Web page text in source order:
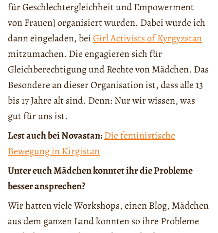
für Geschlechtergleichheit und Empowerment
von Frauen] organisiert wurden. Dabei wurde ich
dann eingeladen, beiGirl Activists of Kyrgyzstan
mitzumachen. Die engagieren sich für
Gleichberechtigung und Rechte von Mädchen. Das
Besondere an dieser Organisation ist, dass alle 13
bis 17 Jahre alt sind. Denn: Nur wir wissen, was
gut für uns ist.
Lest auch bei Novastan:Die feministische
Bewegung in Kirgistan
Unter euch Mädchen konntet ihr die Probleme
besser ansprechen?
Wir hatten viele Workshops, einen Blog, Mädchen
aus dem ganzen Land konnten so ihre Probleme